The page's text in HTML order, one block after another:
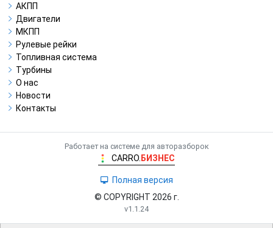
АКПП
Двигатели
МКПП
Рулевые рейки
Топливная система
Турбины
О нас
Новости
Контакты
Работает на системе для авторазборок
CARRO. БИЗНЕС
Полная версия
© COPYRIGHT 2026 г.
v1.1.24